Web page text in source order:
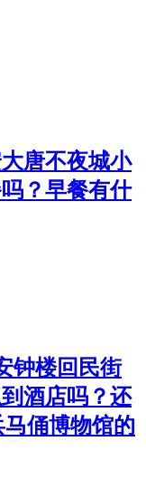
唐不夜城小
？早餐有什
钟楼回民街
酒店吗？还
俑博物馆的